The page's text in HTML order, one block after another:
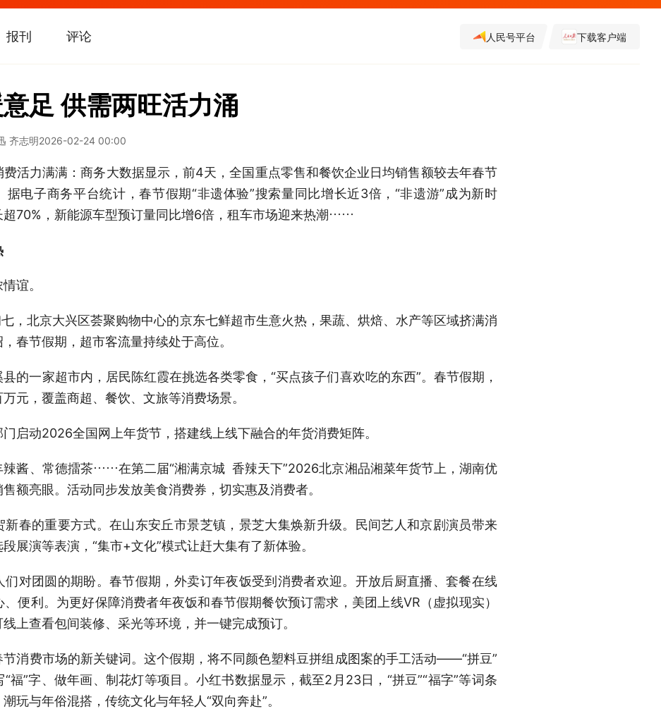
报刊 评论 人民号平台 下载客户端
足 供需两旺活力涌
齐志明2026-02-24 00:00
力满满：商务大数据显示，前4天，全国重点零售和餐饮企业日均销售额较去年春节
电子商务平台统计，春节假期“非遗体验”搜索量同比增长近3倍，“非遗游”成为新时
超70%，新能源车型预订量同比增6倍，租车市场迎来热潮……
谊。
北京大兴区荟聚购物中心的京东七鲜超市生意火热，果蔬、烘焙、水产等区域挤满消
春节假期，超市客流量持续处于高位。
一家超市内，居民陈红霞在挑选各类零食，“买点孩子们喜欢吃的东西”。春节假期，
元，覆盖商超、餐饮、文旅等消费场景。
动2026全国网上年货节，搭建线上线下融合的年货消费矩阵。
、常德擂茶……在第二届“湘满京城 香辣天下”2026北京湘品湘菜年货节上，湖南优
额亮眼。活动同步发放美食消费券，切实惠及消费者。
的重要方式。在山东安丘市景芝镇，景芝大集焕新升级。民间艺人和京剧演员带来
展演等表演，“集市+文化”模式让赶大集有了新体验。
团圆的期盼。春节假期，外卖订年夜饭受到消费者欢迎。开放后厨直播、套餐在线
便利。为更好保障消费者年夜饭和春节假期餐饮预订需求，美团上线VR（虚拟现实）
上查看包间装修、采光等环境，并一键完成预订。
费市场的新关键词。这个假期，将不同颜色塑料豆拼组成图案的手工活动——“拼豆”
福”字、做年画、制花灯等项目。小红书数据显示，截至2月23日，“拼豆”“福字”等词条
玩与年俗混搭，传统文化与年轻人“双向奔赴”。